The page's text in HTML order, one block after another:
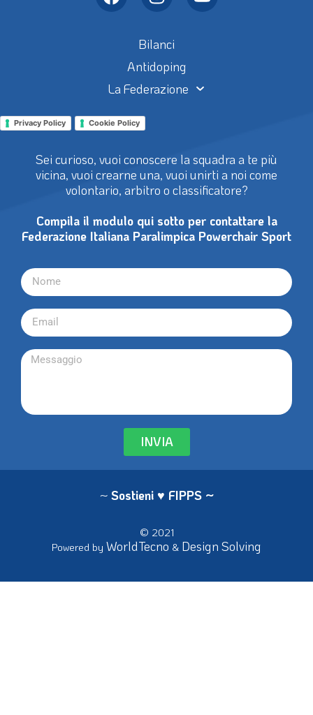
Bilanci
Antidoping
La Federazione
Privacy Policy Cookie Policy
Sei curioso, vuoi conoscere la squadra a te più
vicina, vuoi crearne una, vuoi unirti a noi come
volontario, arbitro o classificatore?
Compila il modulo qui sotto per contattare la
Federazione Italiana Paralimpica Powerchair Sport
INVIA
~ Sostieni ♥ FIPPS ~
© 2021
Powered by WorldTecno & Design Solving